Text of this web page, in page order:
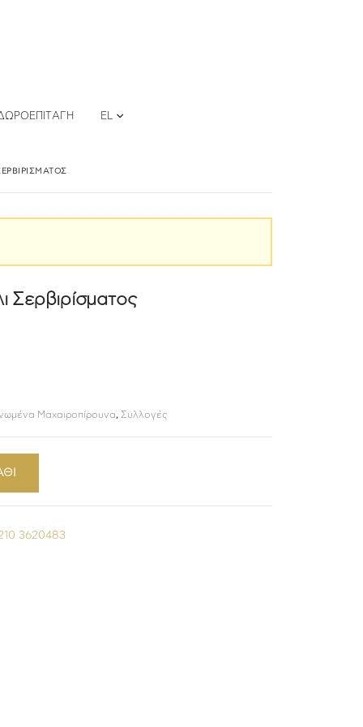
EL
Σερβιρίσματος
Μαχαιροπίρουνα, Συλλογές
3620483